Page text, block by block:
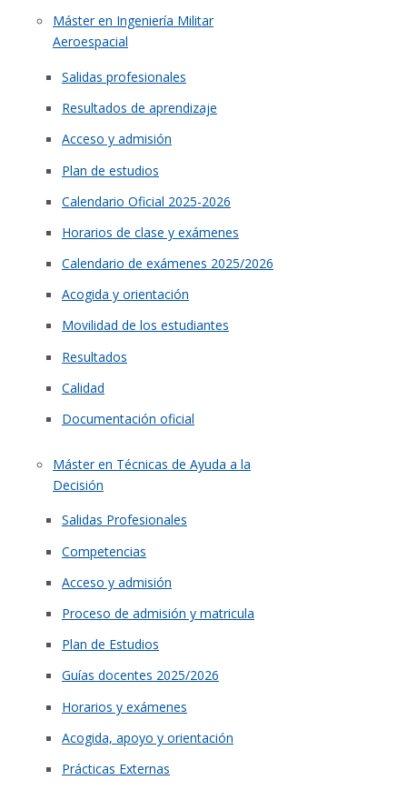
Máster en Ingeniería Militar
Aeroespacial
Salidas profesionales
Resultados de aprendizaje
Acceso y admisión
Plan de estudios
Calendario Oficial 2025-2026
Horarios de clase y exámenes
Calendario de exámenes 2025/2026
Acogida y orientación
Movilidad de los estudiantes
Resultados
Calidad
Documentación oficial
Máster en Técnicas de Ayuda a la
Decisión
Salidas Profesionales
Competencias
Acceso y admisión
Proceso de admisión y matricula
Plan de Estudios
Guías docentes 2025/2026
Horarios y exámenes
Acogida, apoyo y orientación
Prácticas Externas